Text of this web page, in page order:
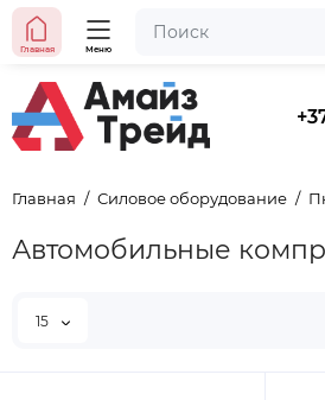
Главная Меню
Главная Силовое оборудование
Автомобильные
15